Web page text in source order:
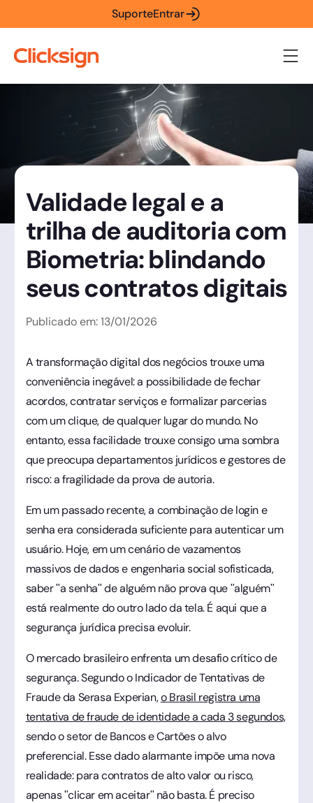
SuporteEntrar
Validade legal e a
trilha de auditoria com
Biometria: blindando
seus contratos digitais
Publicado em: 13/01/2026
A transformação digital dos negócios trouxe uma
conveniência inegável: a possibilidade de fechar
acordos, contratar serviços e formalizar parcerias
com um clique, de qualquer lugar do mundo. No
entanto, essa facilidade trouxe consigo uma sombra
que preocupa departamentos jurídicos e gestores de
risco: a fragilidade da prova de autoria.
Em um passado recente, a combinação de login e
senha era considerada suficiente para autenticar um
usuário. Hoje, em um cenário de vazamentos
massivos de dados e engenharia social sofisticada,
saber "a senha" de alguém não prova que "alguém"
está realmente do outro lado da tela. É aqui que a
segurança jurídica precisa evoluir.
O mercado brasileiro enfrenta um desafio crítico de
segurança. Segundo o Indicador de Tentativas de
Fraude da Serasa Experian,o Brasil registra uma
tentativa de fraude de identidade a cada 3 segundos,
sendo o setor de Bancos e Cartões o alvo
preferencial. Esse dado alarmante impõe uma nova
realidade: para contratos de alto valor ou risco,
apenas "clicar em aceitar" não basta. É preciso